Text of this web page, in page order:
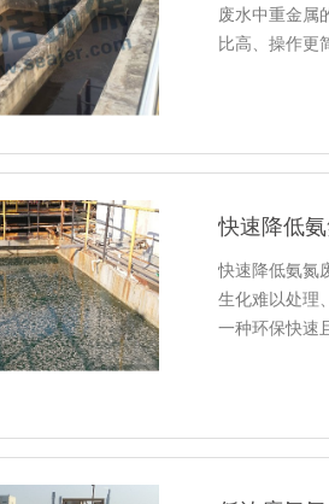
废水中重金属
比高、操作更
快速降低
快速降低氨氮
生化难以处理
一种环保快速